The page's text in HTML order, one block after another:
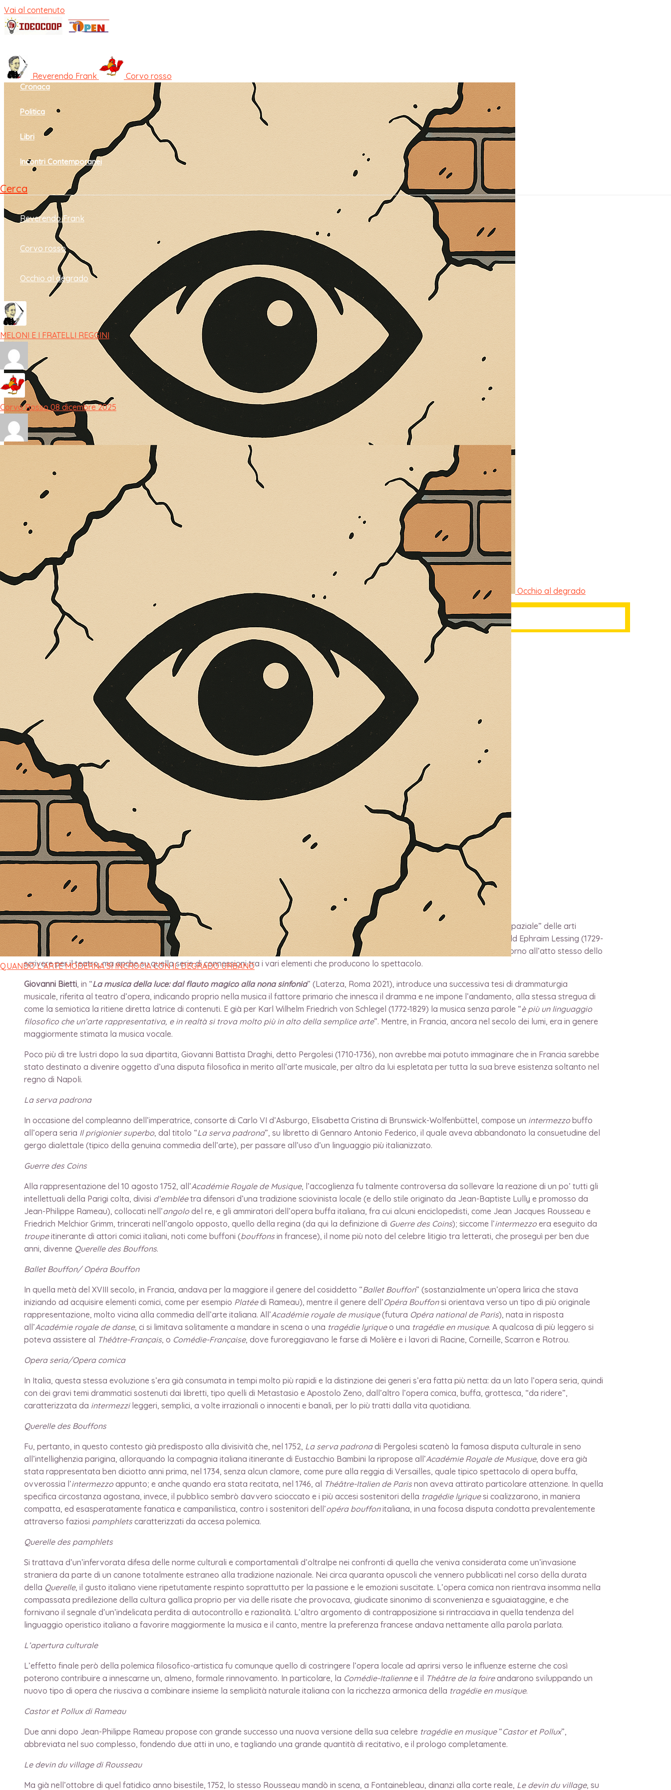
Vai al contenuto
Cultura e società
Cronaca
Politica
Libri
Incontri Contemporanei
Cerca
Reverendo Frank
Corvo rosso
Occhio al degrado
MELONI E I FRATELLI REGGINI
Corvo Rosso 08 dicembre 2025
QUANDO L’ARTE MODERNA SI INCROCIA CON IL DEGRADO URBANO
Reverendo Frank Corvo rosso
Occhio al degrado
È MORTO MELO FRENI, VIVONO LE OPERE SUE
Antonio Marino 4 Agosto 2026
Cultura e Società
A casa Freni, a pochi passi dal lungomare di Terme Vigliatore, sulle pareti giaccio istantanee,...
CONTINUA A LEGGERE
Condividi:
LA MUSICA DELLA LUCE
di direttore/29 Luglio 2021
Cosa viene prima: la musica e poi le parole… o viceversa?
Subito dopo il saggio di estetica “Laocoonte ovvero Dei limiti della pittura e della poesia” (1766), in cui si sosteneva la distinzione “spaziale” delle arti
figurative, operanti «solo un unico momento dell’azione » da rappresentare, dalla poesia che tale azione segue “nel tempo”, Gotthold Ephraim Lessing (1729-
1781) propose una teoria sistematica della scrittura per la scena,
Hamburgische Dramaturgie (1767-69), discutendo non soltanto intorno all’atto stesso dello
scrivere per il teatro, ma anche su quella serie di connessioni tra i vari elementi che producono lo spettacolo.
Giovanni Bietti, in “La musica della luce: dal flauto magico alla nona sinfonia” (Laterza, Roma 2021), introduce una successiva tesi di drammaturgia
musicale, riferita al teatro d’opera, indicando proprio nella musica il fattore primario che innesca il dramma e ne impone l’andamento, alla stessa stregua di
come la semiotica la ritiene diretta latrice di contenuti. E già per Karl Wilhelm Friedrich von Schlegel (1772-1829) la musica senza parole “è più un linguaggio
filosofico che un’arte rappresentativa, e in realtà si trova molto più in alto della semplice arte”. Mentre, in Francia, ancora nel secolo dei lumi, era in genere
maggiormente stimata la musica vocale.
Poco più di tre lustri dopo la sua dipartita, Giovanni Battista Draghi, detto Pergolesi (1710-1736), non avrebbe mai potuto immaginare che in Francia sarebbe
stato destinato a divenire oggetto d’una disputa filosofica in merito all’arte musicale, per altro da lui espletata per tutta la sua breve esistenza soltanto nel
regno di Napoli.
La serva padrona
In occasione del compleanno dell’imperatrice, consorte di Carlo VI d’Asburgo, Elisabetta Cristina di Brunswick-Wolfenbüttel, compose un intermezzobuffo
all’opera seria Il prigionier superbo, dal titolo “La serva padrona”, su libretto di Gennaro Antonio Federico, il quale aveva abbandonato la consuetudine del
gergo dialettale (tipico della genuina commedia dell’arte), per passare all’uso d’un linguaggio più italianizzato.
Guerre des Coins
Alla rappresentazione del 10 agosto 1752, all’Académie Royale de Musique, l’accoglienza fu talmente controversa da sollevare la reazione di un po’ tutti gli
intellettuali della Parigi colta, divisi d’embléetra difensori d’una tradizione sciovinista locale (e dello stile originato da Jean-Baptiste Lully e promosso da
Jean-Philippe Rameau), collocati nell’angolodel re, e gli ammiratori dell’opera buffa italiana, fra cui alcuni enciclopedisti, come Jean Jacques Rousseau e
Friedrich Melchior Grimm, trincerati nell’angolo opposto, quello della regina (da qui la definizione di Guerre des Coins); siccome l’intermezzoera eseguito da
troupeitinerante di attori comici italiani, noti come buffoni (bouffonsin francese), il nome più noto del celebre litigio tra letterati, che proseguì per ben due
anni, divenne Querelle des Bouffons.
Ballet Bouffon/ Opéra Bouffon
In quella metà del XVIII secolo, in Francia, andava per la maggiore il genere del cosiddetto “Ballet Bouffon” (sostanzialmente un’opera lirica che stava
iniziando ad acquisire elementi comici, come per esempio Platéedi Rameau), mentre il genere dell’Opéra Bouffonsi orientava verso un tipo di più originale
rappresentazione, molto vicina alla commedia dell’arte italiana. All’Académie royale de musique(futura Opéra national de Paris), nata in risposta
all’Académie royale de danse, ci si limitava solitamente a mandare in scena o una tragédie lyriqueo una tragédie en musique. A qualcosa di più leggero si
poteva assistere al Théâtre-Français, o Comédie-Française, dove furoreggiavano le farse di Molière e i lavori di Racine, Corneille, Scarron e Rotrou.
Opera seria/Opera comica
In Italia, questa stessa evoluzione s’era già consumata in tempi molto più rapidi e la distinzione dei generi s’era fatta più netta: da un lato l’opera seria, quindi
con dei gravi temi drammatici sostenuti dai libretti, tipo quelli di Metastasio e Apostolo Zeno, dall’altro l’opera comica, buffa, grottesca, “da ridere”,
caratterizzata da intermezzileggeri, semplici, a volte irrazionali o innocenti e banali, per lo più tratti dalla vita quotidiana.
Querelle des Bouffons
Fu, pertanto, in questo contesto già predisposto alla divisività che, nel 1752, La serva padronadi Pergolesi scatenò la famosa disputa culturale in seno
all’intellighenzia parigina, allorquando la compagnia italiana itinerante di Eustacchio Bambini la ripropose all’Académie Royale de Musique, dove era già
stata rappresentata ben diciotto anni prima, nel 1734, senza alcun clamore, come pure alla reggia di Versailles, quale tipico spettacolo di opera buffa,
ovverossia l’intermezzoappunto; e anche quando era stata recitata, nel 1746, al Théâtre-Italien de Parisnon aveva attirato particolare attenzione. In quella
specifica circostanza agostana, invece, il pubblico sembrò davvero scioccato e i più accesi sostenitori della tragédie lyriquesi coalizzarono, in maniera
compatta, ed esasperatamente fanatica e campanilistica, contro i sostenitori dell’opéra bouffonitaliana, in una focosa disputa condotta prevalentemente
attraverso faziosi pamphletscaratterizzati da accesa polemica.
Querelle des pamphlets
Si trattava d’un’infervorata difesa delle norme culturali e comportamentali d’oltralpe nei confronti di quella che veniva considerata come un’invasione
straniera da parte di un canone totalmente estraneo alla tradizione nazionale. Nei circa quaranta opuscoli che vennero pubblicati nel corso della durata
della Querelle, il gusto italiano viene ripetutamente respinto soprattutto per la passione e le emozioni suscitate. L’opera comica non rientrava insomma nella
compassata predilezione della cultura gallica proprio per via delle risate che provocava, giudicate sinonimo di sconvenienza e sguaiataggine, e che
fornivano il segnale d’un’indelicata perdita di autocontrollo e razionalità. L’altro argomento di contrapposizione si rintracciava in quella tendenza del
linguaggio operistico italiano a favorire maggiormente la musica e il canto, mentre la preferenza francese andava nettamente alla parola parlata.
L’apertura culturale
L’effetto finale però della polemica filosofico-artistica fu comunque quello di costringere l’opera locale ad aprirsi verso le influenze esterne che così
poterono contribuire a innescarne un, almeno, formale rinnovamento. In particolare, la Comédie-Italiennee il Théâtre de la foireandarono sviluppando un
nuovo tipo di opera che riusciva a combinare insieme la semplicità naturale italiana con la ricchezza armonica della tragédie en musique.
Castor et Pollux di Rameau
Due anni dopo Jean-Philippe Rameau propose con grande successo una nuova versione della sua celebre tragédie en musique“Castor et Pollux”,
abbreviata nel suo complesso, fondendo due atti in uno, e tagliando una grande quantità di recitativo, e il prologo completamente.
Le devin du village di Rousseau
Ma già nell’ottobre di quel fatidico anno bisestile, 1752, lo stesso Rousseau mandò in scena, a Fontainebleau, dinanzi alla corte reale, Le devin du village, su